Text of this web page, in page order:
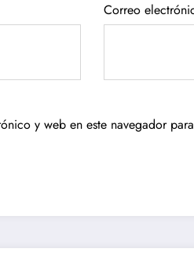
Correo
y web en este navegador